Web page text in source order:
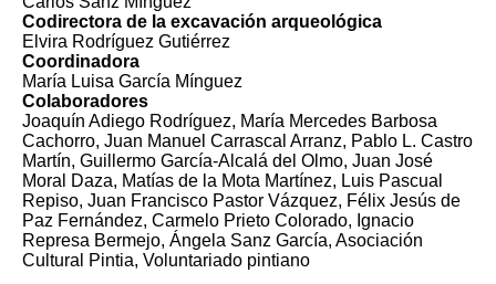
Codirectora de la excavación arqueológica
Elvira Rodríguez Gutiérrez
Coordinadora
María Luisa García Mínguez
Colaboradores
Joaquín Adiego Rodríguez, María Mercedes Barbosa
Cachorro, Juan Manuel Carrascal Arranz, Pablo L. Castro
Martín, Guillermo García-Alcalá del Olmo, Juan José
Moral Daza, Matías de la Mota Martínez, Luis Pascual
Repiso, Juan Francisco Pastor Vázquez, Félix Jesús de
Paz Fernández, Carmelo Prieto Colorado, Ignacio
Represa Bermejo, Ángela Sanz García, Asociación
Cultural Pintia, Voluntariado pintiano